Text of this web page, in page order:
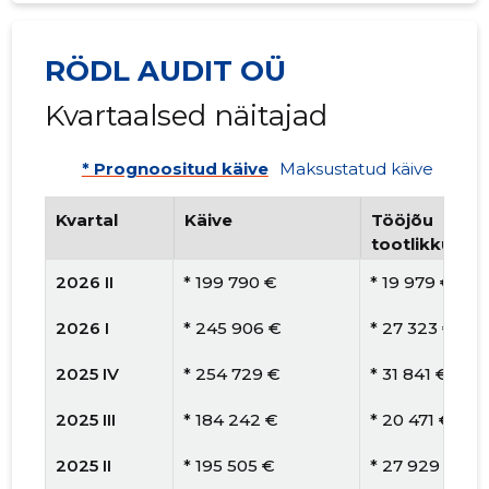
RÖDL AUDIT OÜ
Kvartaalsed näitajad
* Prognoositud käive Maksustatud käive
Kvartal Käive
Tööjõu
tootlikkus
2026 II
* 199 790 € * 19 979 €
2026 I * 245 906 € * 27 323 €
2025 IV * 254 729 € * 31 841 €
2025 III * 184 242 € * 20 471 €
2025 II * 195 505 € * 27 929 €